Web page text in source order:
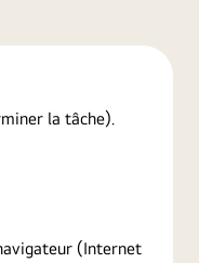
la tâche).
(Internet